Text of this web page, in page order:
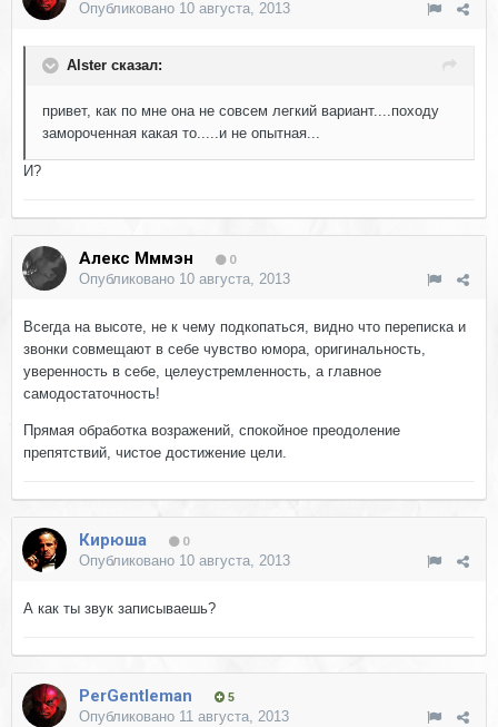
Опубликовано 10 августа, 2013
Alster сказал:
привет, как по мне она не совсем легкий вариант....походу
замороченная какая то.....и не опытная...
И?
Алекс Мммэн 0
Опубликовано 10 августа, 2013
Всегда на высоте, не к чему подкопаться, видно что переписка и
звонки совмещают в себе чувство юмора, оригинальность,
уверенность в себе, целеустремленность, а главное
самодостаточность!
Прямая обработка возражений, спокойное преодоление
препятствий, чистое достижение цели.
Кирюша 0
Опубликовано 10 августа, 2013
А как ты звук записываешь?
PerGentleman 5
Опубликовано 11 августа, 2013